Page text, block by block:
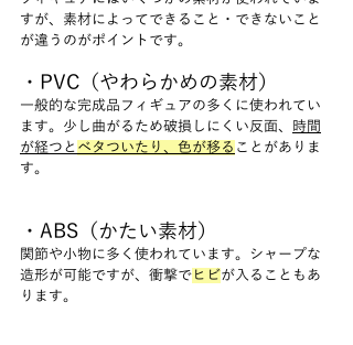
すが、素材によってできること・できないこと
が違うのがポイントです。
・PVC（やわらかめの素材）
一般的な完成品フィギュアの多くに使われてい
ます。少し曲がるため破損しにくい反面、
時間
が経つと ベタついたり、色が移る ことがありま
す。
・ABS（かたい素材）
関節や小物に多く使われています。シャープな
造形が可能ですが、衝撃で ヒビが入ることもあ
ります。